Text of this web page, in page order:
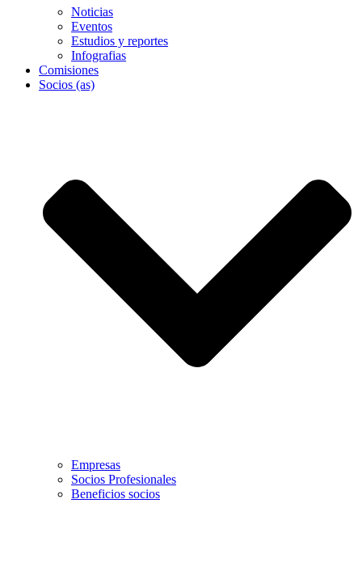
Noticias
Eventos
Estudios y reportes
Infografias
Comisiones
Socios (as)
Empresas
Socios Profesionales
Beneficios socios